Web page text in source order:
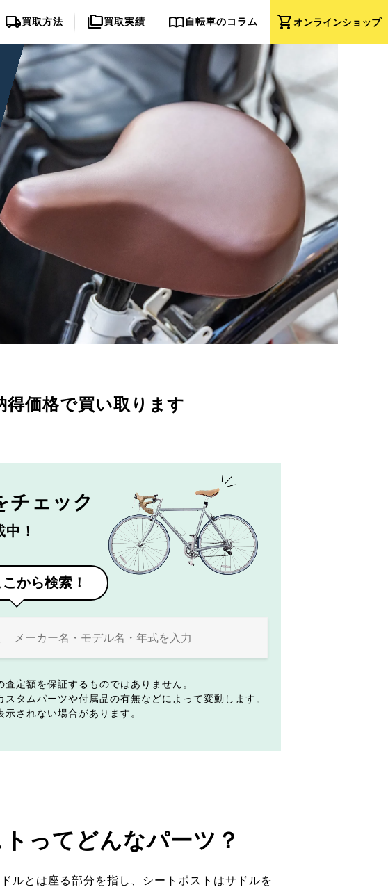
shopping_cartオンラインショップ
local_shipping買取方法 folder_copy買取実績 import_contacts自転車のコラム
得価格で買い取ります
チェック
！
から検索！
定額を保証するものではありません。
タムパーツや付属品の有無などによって変動します。
されない場合があります。
ってどんなパーツ？
ルとは座る部分を指し、シートポストはサドルを